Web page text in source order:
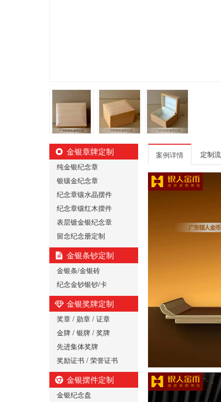
金银章牌定制
纯金银纪念章
银镶金纪念章
纪念章镶水晶摆件
纪念章镶红木摆件
表层镀金银纪念章
留念纪念册定制
金银条钞定制
金银条/金银砖
纪念金钞银钞/卡
金银奖牌定制
奖章 / 勋章 / 证章
金牌 / 银牌 / 奖牌
先进集体奖牌
奖励证书 / 荣誉证书
金银摆件定制
金银纪念盘
案例详情 定制